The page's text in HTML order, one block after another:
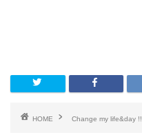
HOME Change my life&day !!